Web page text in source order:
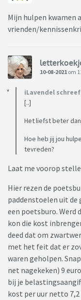
Mijn hulpen kwamen
vrienden/
10-08-2021 om
iLavendel schreef
[..]
Het liefst beter
Hoe heb jij jou
tevreden?
Laat me voorop
Hier rezen de
paddenstoelen uit de
een poetsburo. Werd
kon die kost
deed dat om
met het feit dat er
waren geholpen.
net nagekeken) 9
bij je
kost per uur netto